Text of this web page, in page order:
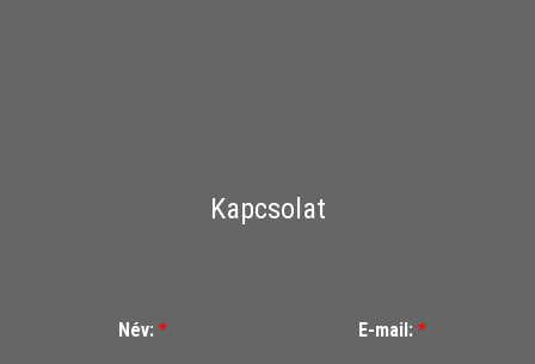
Kapcsolat
Név: * E-mail: *